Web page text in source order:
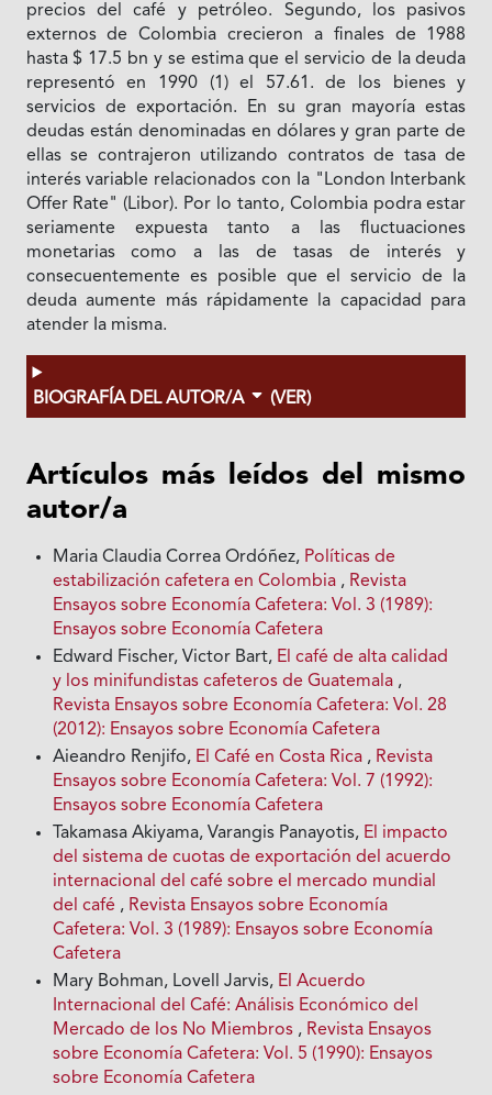
precios del café y petróleo. Segundo, los pasivos
externos de Colombia crecieron a finales de 1988
hasta $ 17.5 bn y se estima que el servicio de Ia deuda
representó en 1990 (1) el 57.61. de los bienes y
servicios de exportación. En su gran mayoría estas
deudas están denominadas en dólares y gran parte de
ellas se contrajeron utilizando contratos de tasa de
interés variable relacionados con Ia "London Interbank
Offer Rate" (Libor). Por lo tanto, Colombia podra estar
seriamente expuesta tanto a las fluctuaciones
monetarias como a las de tasas de interés y
consecuentemente es posible que el servicio de Ia
deuda aumente más rápidamente la capacidad para
atender Ia misma.
BIOGRAFÍA DEL AUTOR/A (VER)
Artículos más leídos del mismo
autor/a
Maria Claudia Correa Ordóñez, Políticas de
estabilización cafetera en Colombia , Revista
Ensayos sobre Economía Cafetera: Vol. 3 (1989):
Ensayos sobre Economía Cafetera
Edward Fischer, Victor Bart, El café de alta calidad
y los minifundistas cafeteros de Guatemala ,
Revista Ensayos sobre Economía Cafetera: Vol. 28
(2012): Ensayos sobre Economía Cafetera
Aieandro Renjifo, El Café en Costa Rica , Revista
Ensayos sobre Economía Cafetera: Vol. 7 (1992):
Ensayos sobre Economía Cafetera
Takamasa Akiyama, Varangis Panayotis, El impacto
del sistema de cuotas de exportación del acuerdo
internacional del café sobre el mercado mundial
del café , Revista Ensayos sobre Economía
Cafetera: Vol. 3 (1989): Ensayos sobre Economía
Cafetera
Mary Bohman, Lovell Jarvis, El Acuerdo
Internacional del Café: Análisis Económico del
Mercado de los No Miembros , Revista Ensayos
sobre Economía Cafetera: Vol. 5 (1990): Ensayos
sobre Economía Cafetera